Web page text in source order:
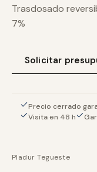
Trasdosado
7%
Solicitar
Precio cerrado
Visita en 48 h
Pladur Tegueste